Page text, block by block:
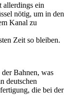
allerdings ein
nötig, um in den
Kanal zu
Zeit so bleiben.
Bahnen, was
deutschen
die bei der